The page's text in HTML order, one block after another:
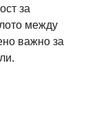
за
между
важно за